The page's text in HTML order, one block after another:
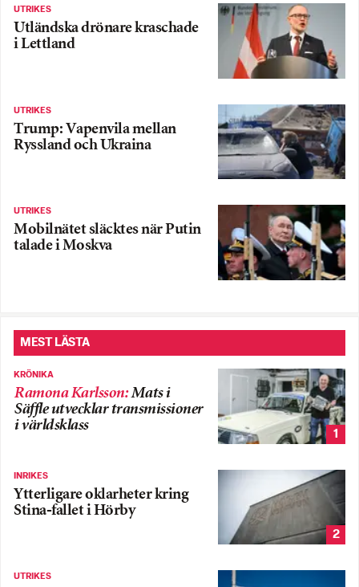
UTRIKES
Utländska drönare kraschade
i Lettland
UTRIKES
Trump: Vapenvila mellan
Ryssland och Ukraina
UTRIKES
Mobilnätet släcktes när Putin
talade i Moskva
MEST LÄSTA
KRÖNIKA
Ramona Karlsson:Mats i
Säffle utvecklar transmissioner
i världsklass
1
INRIKES
Ytterligare oklarheter kring
Stina-fallet i Hörby
2
UTRIKES